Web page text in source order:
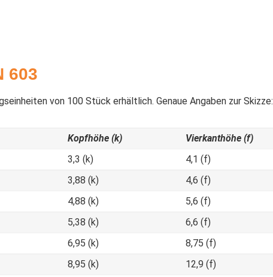
603
von 100 Stück erhältlich. Genaue Angaben zur Skizze:
Kopfhöhe (k) Vierkanthöhe (f)
3,3 (k) 4,1 (f)
3,88 (k) 4,6 (f)
4,88 (k) 5,6 (f)
5,38 (k) 6,6 (f)
6,95 (k) 8,75 (f)
8,95 (k) 12,9 (f)